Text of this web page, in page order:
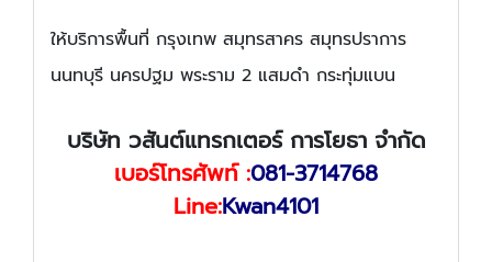
ให้บริการพื้นที่ กรุงเทพ สมุทรสาคร สมุทรปราการ
นนทบุรี นครปฐม พระราม 2 แสมดำ กระทุ่มแบน
บริษัท วสันต์แทรกเตอร์ การโยธา จำกัด
เบอร์โทรศัพท์ :081-3714768
Line:Kwan4101